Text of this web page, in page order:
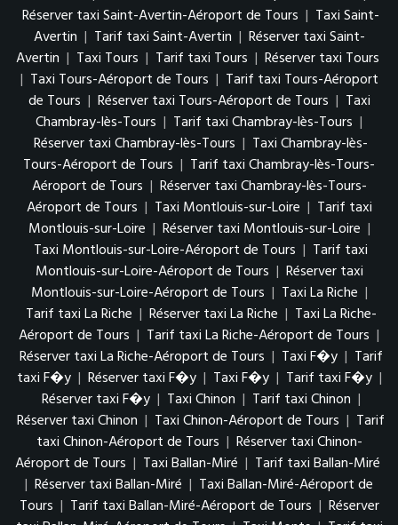
Réserver taxi Saint-Avertin-Aéroport de Tours | Taxi Saint-
Avertin | Tarif taxi Saint-Avertin | Réserver taxi Saint-
Avertin | Taxi Tours | Tarif taxi Tours | Réserver taxi Tours
| Taxi Tours-Aéroport de Tours | Tarif taxi Tours-Aéroport
de Tours | Réserver taxi Tours-Aéroport de Tours | Taxi
Chambray-lès-Tours | Tarif taxi Chambray-lès-Tours |
Réserver taxi Chambray-lès-Tours | Taxi Chambray-lès-
Tours-Aéroport de Tours | Tarif taxi Chambray-lès-Tours-
Aéroport de Tours | Réserver taxi Chambray-lès-Tours-
Aéroport de Tours | Taxi Montlouis-sur-Loire | Tarif taxi
Montlouis-sur-Loire | Réserver taxi Montlouis-sur-Loire |
Taxi Montlouis-sur-Loire-Aéroport de Tours | Tarif taxi
Montlouis-sur-Loire-Aéroport de Tours | Réserver taxi
Montlouis-sur-Loire-Aéroport de Tours | Taxi La Riche |
Tarif taxi La Riche | Réserver taxi La Riche | Taxi La Riche-
Aéroport de Tours | Tarif taxi La Riche-Aéroport de Tours |
Réserver taxi La Riche-Aéroport de Tours | Taxi F�y | Tarif
taxi F�y | Réserver taxi F�y | Taxi F�y | Tarif taxi F�y |
Réserver taxi F�y | Taxi Chinon | Tarif taxi Chinon |
Réserver taxi Chinon | Taxi Chinon-Aéroport de Tours | Tarif
taxi Chinon-Aéroport de Tours | Réserver taxi Chinon-
Aéroport de Tours | Taxi Ballan-Miré | Tarif taxi Ballan-Miré
| Réserver taxi Ballan-Miré | Taxi Ballan-Miré-Aéroport de
Tours | Tarif taxi Ballan-Miré-Aéroport de Tours | Réserver